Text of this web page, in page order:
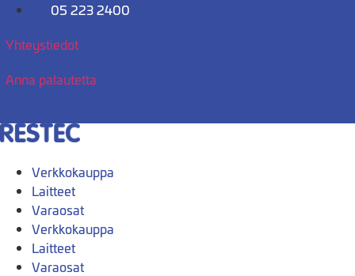
Mene
05 223 2400
Yhteystiedot
Anna palautetta
Verkkokauppa
Laitteet
Varaosat
Verkkokauppa
Laitteet
Varaosat